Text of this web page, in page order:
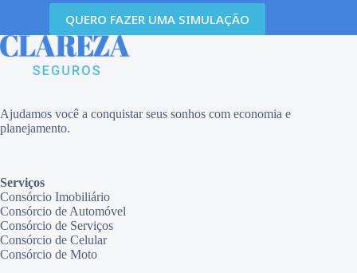
QUERO FAZER UMA SIMULAÇÃO
Ajudamos você a conquistar seus sonhos com economia e
planejamento.
Serviços
Consórcio Imobiliário
Consórcio de Automóvel
Consórcio de Serviços
Consórcio de Celular
Consórcio de Moto